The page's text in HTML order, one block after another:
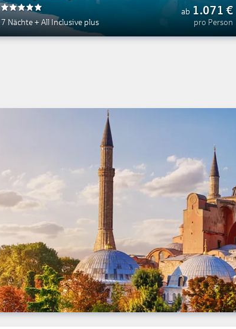
7 Nächte+ All Inclusive plus
ab 1.071 €
pro Person